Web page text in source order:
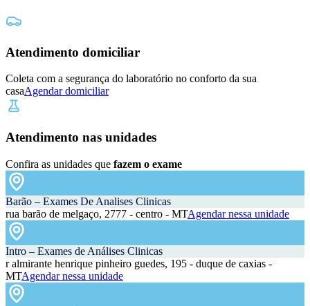
Atendimento domiciliar
Coleta com a segurança do laboratório no conforto da sua
casaAgendar domiciliar
Atendimento nas unidades
Confira as unidades que fazem o exame
Barão – Exames De Analises Clinicas
rua barão de melgaço, 2777 - centro - MTAgendar nessa unidade
Intro – Exames de Análises Clinicas
r almirante henrique pinheiro guedes, 195 - duque de caxias -
MTAgendar nessa unidade